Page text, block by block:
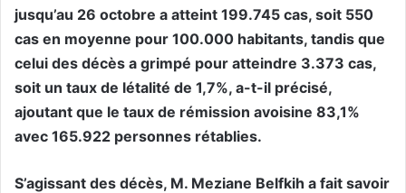
jusqu’au 26 octobre a atteint 199.745 cas, soit 550
cas en moyenne pour 100.000 habitants, tandis que
celui des décès a grimpé pour atteindre 3.373 cas,
soit un taux de létalité de 1,7%, a-t-il précisé,
ajoutant que le taux de rémission avoisine 83,1%
avec 165.922 personnes rétablies.
S’agissant des décès, M. Meziane Belfkih a fait savoir